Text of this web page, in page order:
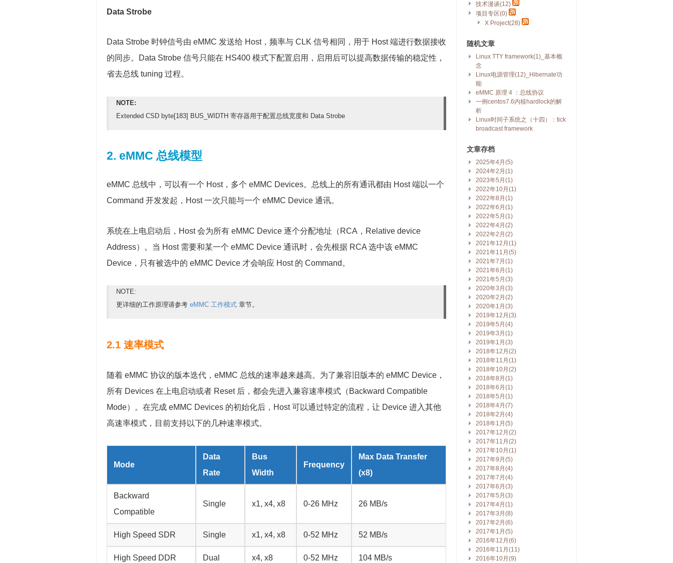
Data Strobe
Data Strobe 时钟信号由 eMMC 发送给 Host，频率与 CLK 信号相同，用于 Host 端进行数据接收
的同步。Data Strobe 信号只能在 HS400 模式下配置启用，启用后可以提高数据传输的稳定性，
省去总线 tuning 过程。
NOTE:
Extended CSD byte[183] BUS_WIDTH 寄存器用于配置总线宽度和 Data Strobe
2. eMMC 总线模型
eMMC 总线中，可以有一个 Host，多个 eMMC Devices。总线上的所有通讯都由 Host 端以一个
Command 开发发起，Host 一次只能与一个 eMMC Device 通讯。
系统在上电启动后，Host 会为所有 eMMC Device 逐个分配地址（RCA，Relative device
Address）。当 Host 需要和某一个 eMMC Device 通讯时，会先根据 RCA 选中该 eMMC
Device，只有被选中的 eMMC Device 才会响应 Host 的 Command。
NOTE:
更详细的工作原理请参考 eMMC 工作模式 章节。
2.1 速率模式
随着 eMMC 协议的版本迭代，eMMC 总线的速率越来越高。为了兼容旧版本的 eMMC Device，
所有 Devices 在上电启动或者 Reset 后，都会先进入兼容速率模式（Backward Compatible
Mode）。在完成 eMMC Devices 的初始化后，Host 可以通过特定的流程，让 Device 进入其他
高速率模式，目前支持以下的几种速率模式。
Mode
Data
Rate
Bus
Width
Frequency
Max Data Transfer
(x8)
Backward
Compatible
Single x1, x4, x8 0-26 MHz 26 MB/s
High Speed SDR Single x1, x4, x8 0-52 MHz 52 MB/s
High Speed DDR Dual x4, x8 0-52 MHz 104 MB/s
技术漫谈(12)
项目专区(0)
X Project(28)
随机文章
Linux TTY framework(1)_基本概
念
Linux电源管理(12)_Hibernate功
能
eMMC 原理 4 ：总线协议
一例centos7.6内核hardlock的解
析
Linux时间子系统之（十四）：tick
broadcast framework
文章存档
2025年4月(5)
2024年2月(1)
2023年5月(1)
2022年10月(1)
2022年8月(1)
2022年6月(1)
2022年5月(1)
2022年4月(2)
2022年2月(2)
2021年12月(1)
2021年11月(5)
2021年7月(1)
2021年6月(1)
2021年5月(3)
2020年3月(3)
2020年2月(2)
2020年1月(3)
2019年12月(3)
2019年5月(4)
2019年3月(1)
2019年1月(3)
2018年12月(2)
2018年11月(1)
2018年10月(2)
2018年8月(1)
2018年6月(1)
2018年5月(1)
2018年4月(7)
2018年2月(4)
2018年1月(5)
2017年12月(2)
2017年11月(2)
2017年10月(1)
2017年9月(5)
2017年8月(4)
2017年7月(4)
2017年6月(3)
2017年5月(3)
2017年4月(1)
2017年3月(8)
2017年2月(6)
2017年1月(5)
2016年12月(6)
2016年11月(11)
2016年10月(9)